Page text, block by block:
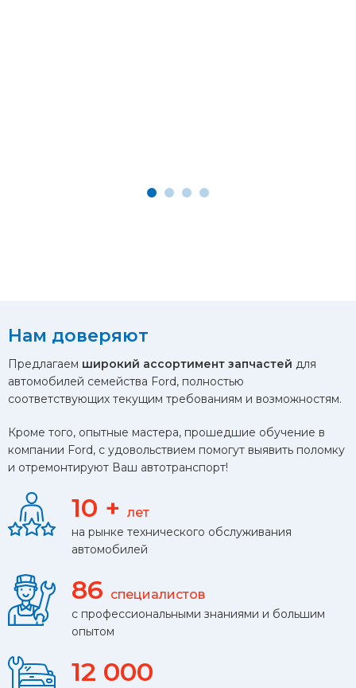
Нам доверяют
Предлагаем широкий ассортимент запчастей для
автомобилей семейства Ford, полностью
соответствующих текущим требованиям и возможностям.
Кроме того, опытные мастера, прошедшие обучение в
компании Ford, с удовольствием помогут выявить поломку
и отремонтируют Ваш автотранспорт!
10 + лет
на рынке технического обслуживания
автомобилей
86 специалистов
с профессиональными знаниями и большим
опытом
12 000